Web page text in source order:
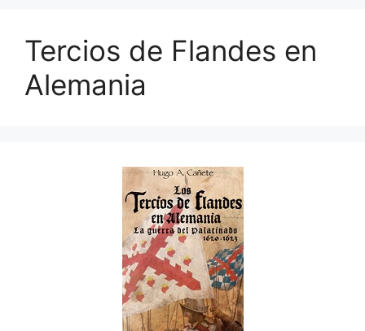
Tercios de Flandes en
Alemania